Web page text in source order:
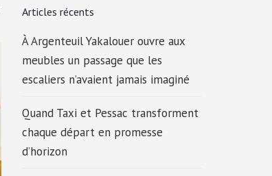
Articles récents
À Argenteuil Yakalouer ouvre aux
meubles un passage que les
escaliers n’avaient jamais imaginé
Quand Taxi et Pessac transforment
chaque départ en promesse
d’horizon